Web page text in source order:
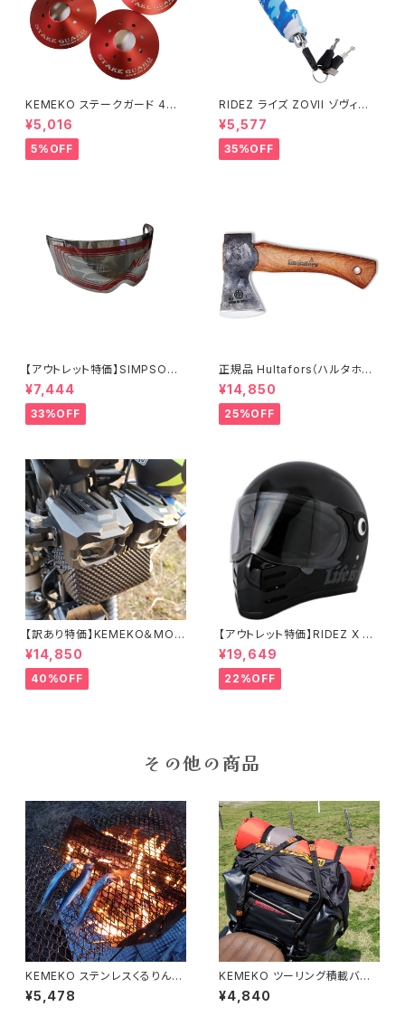
KEMEKO ステークガード 4枚
セット キャンピングセーフティー
アイテム
¥5,016
5%OFF
RIDEZ ライズ ZOVII ゾヴィー
アラームグリップロック ZHL 盗
難防止警報付きバイクロック
¥5,577
35%OFF
【アウトレット特価】SIMPSON
M30用クローム/ライトスモーク
シールド
¥7,444
33%OFF
正規品 Hultafors（ハルタホー
ス）オーゲルファンミニハチェッ
ト スウェーデン製 手斧
¥14,850
25%OFF
【訳あり特価】KEMEKO＆MOT
OWOLF プロジェクター式補助
強力ライト＆フォグ ハンターライ
トMDL5004 オールインワンタ
イプ
¥14,850
40%OFF
【アウトレット特価】RIDEZ X HE
LMET 数量限定モデル 2WHEE
L'S LIFE-Mサイズ バイク用フ
ルフェイスヘルメット
¥19,649
22%OFF
その他の商品
KEMEKO ステンレスくるりんぱ
Mサイズ 380×330mm くるく
る巻ける焼網
¥5,478
KEMEKO ツーリング積載バン
ド シングルストラップ N2 2本セ
ット積載専用ストレッチベルト
¥4,840